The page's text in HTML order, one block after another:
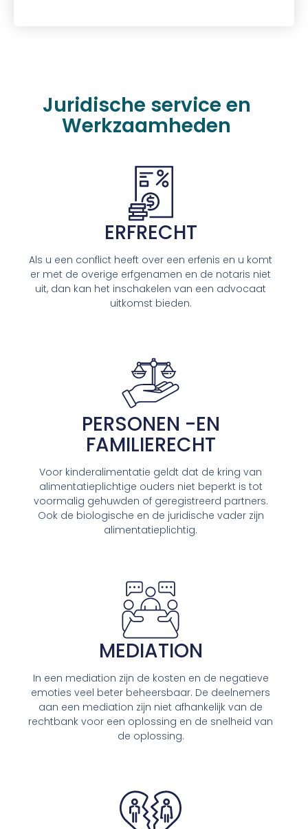
Juridische service en
Werkzaamheden
ERFRECHT
Als u een conflict heeft over een erfenis en u komt
er met de overige erfgenamen en de notaris niet
uit, dan kan het inschakelen van een advocaat
uitkomst bieden.
PERSONEN -EN
FAMILIERECHT
Voor kinderalimentatie geldt dat de kring van
alimentatieplichtige ouders niet beperkt is tot
voormalig gehuwden of geregistreerd partners.
Ook de biologische en de juridische vader zijn
alimentatieplichtig.
MEDIATION
In een mediation zijn de kosten en de negatieve
emoties veel beter beheersbaar. De deelnemers
aan een mediation zijn niet afhankelijk van de
rechtbank voor een oplossing en de snelheid van
de oplossing.